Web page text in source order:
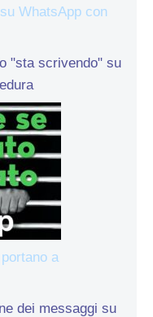
WhatsApp con
"sta scrivendo" su
a
dei messaggi su